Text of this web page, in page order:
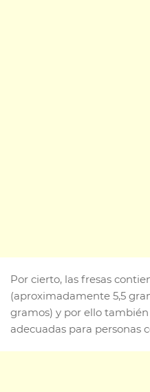
Por cierto, las fresas
(aproximadamente 5,5
gramos) y por ello
adecuadas para personas